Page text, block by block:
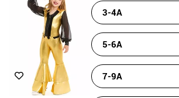
3-4A
5-6A
7-9A